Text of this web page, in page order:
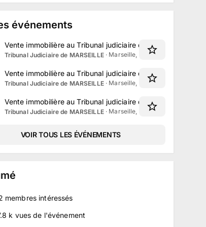
événements
Vente immobilière au Tribunal judiciaire de Marseille le 9
Tribunal Judiciaire de MARSEILLE· Marseille, Provence-Alpes-Côte
Vente immobilière au Tribunal judiciaire de Marseille le 16
Tribunal Judiciaire de MARSEILLE· Marseille, Provence-Alpes-Côte
Vente immobilière au Tribunal judiciaire de Marseille le 23
Tribunal Judiciaire de MARSEILLE· Marseille, Provence-Alpes-Côte
VOIR TOUS LES ÉVÉNEMENTS
membresintéressés
k vues de l'événement